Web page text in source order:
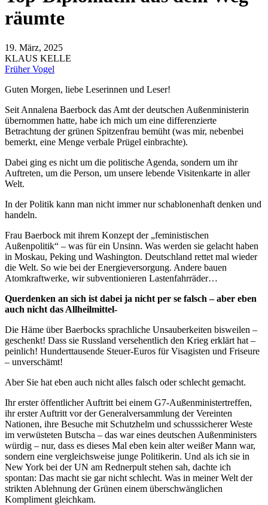
räumte
19. März, 2025
KLAUS KELLE
Früher Vogel
Guten Morgen, liebe Leserinnen und Leser!
Seit Annalena Baerbock das Amt der deutschen Außenministerin
übernommen hatte, habe ich mich um eine differenzierte
Betrachtung der grünen Spitzenfrau bemüht (was mir, nebenbei
bemerkt, eine Menge verbale Prügel einbrachte).
Dabei ging es nicht um die politische Agenda, sondern um ihr
Auftreten, um die Person, um unsere lebende Visitenkarte in aller
Welt.
In der Politik kann man nicht immer nur schablonenhaft denken und
handeln.
Frau Baerbock mit ihrem Konzept der „feministischen
Außenpolitik“ – was für ein Unsinn. Was werden sie gelacht haben
in Moskau, Peking und Washington. Deutschland rettet mal wieder
die Welt. So wie bei der Energieversorgung. Andere bauen
Atomkraftwerke, wir subventionieren Lastenfahrräder…
Querdenken an sich ist dabei ja nicht per se falsch – aber eben
auch nicht das Allheilmittel-
Die Häme über Baerbocks sprachliche Unsauberkeiten bisweilen –
geschenkt! Dass sie Russland versehentlich den Krieg erklärt hat –
peinlich! Hunderttausende Steuer-Euros für Visagisten und Friseure
– unverschämt!
Aber Sie hat eben auch nicht alles falsch oder schlecht gemacht.
Ihr erster öffentlicher Auftritt bei einem G7-Außenministertreffen,
ihr erster Auftritt vor der Generalversammlung der Vereinten
Nationen, ihre Besuche mit Schutzhelm und schusssicherer Weste
im verwüsteten Butscha – das war eines deutschen Außenministers
würdig – nur, dass es dieses Mal eben kein alter weißer Mann war,
sondern eine vergleichsweise junge Politikerin. Und als ich sie in
New York bei der UN am Rednerpult stehen sah, dachte ich
spontan: Das macht sie gar nicht schlecht. Was in meiner Welt der
strikten Ablehnung der Grünen einem überschwänglichen
Kompliment gleichkam.